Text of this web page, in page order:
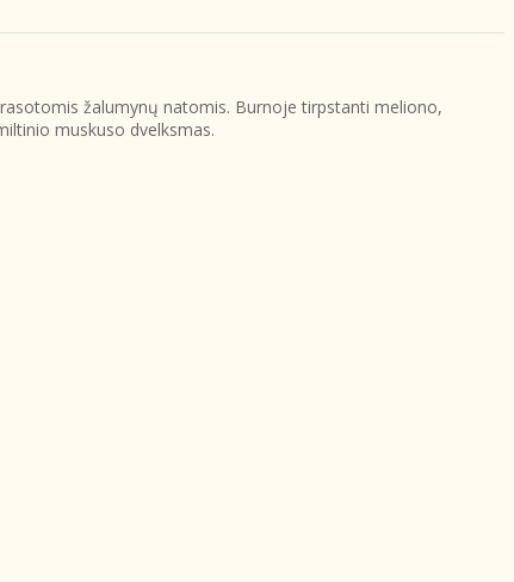
žalumynų natomis. Burnoje tirpstanti meliono,
muskuso dvelksmas.